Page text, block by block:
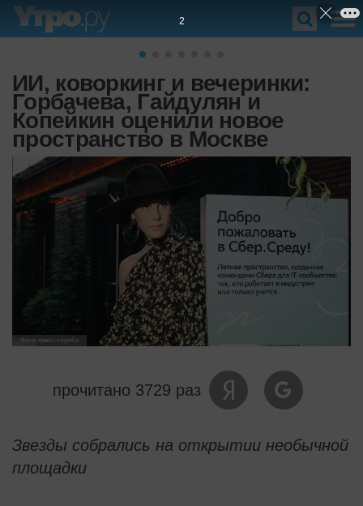
ИИ, коворкинг и вечеринки:
Горбачева, Гайдулян и
Копейкин оценили новое
пространство в Москве
Фото: пресс-служба
прочитано 3729 раз
Звезды собрались на открытии необычной
площадки
1